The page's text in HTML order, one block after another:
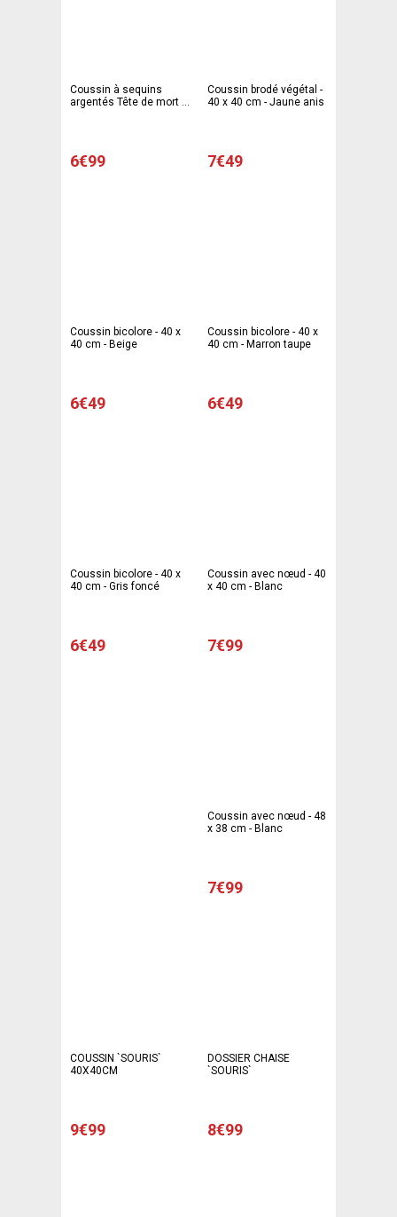
Coussin à sequins
argentés Tête de mort -
6€99
Coussin brodé végétal -
40 x 40 cm - Jaune anis
7€49
Coussin bicolore - 40 x
40 cm - Beige
6€49
Coussin bicolore - 40 x
40 cm - Marron taupe
6€49
Coussin bicolore - 40 x
40 cm - Gris foncé
6€49
Coussin avec nœud - 40
x 40 cm - Blanc
7€99
Coussin avec nœud - 48
x 38 cm - Blanc
7€99
COUSSIN `SOURIS`
40X40CM
9€99
DOSSIER CHAISE
`SOURIS`
8€99